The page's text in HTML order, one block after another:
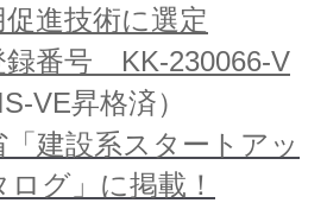
進技術に選定
番号 KK-230066-V
VE昇格済）
「建設系スタートアッ
グ」に掲載！